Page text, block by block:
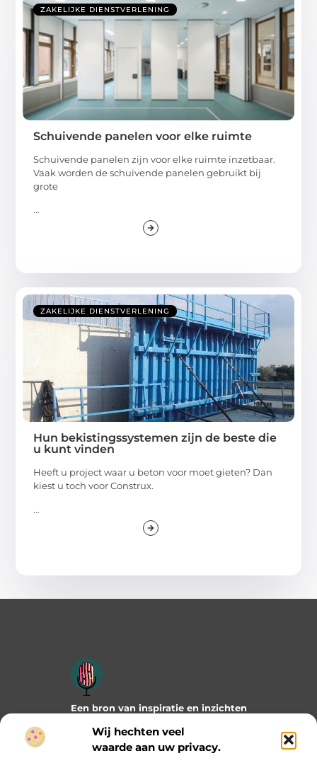
Wij hechten veel
waarde aan uw privacy.
ZAKELIJKE DIENSTVERLENING
Schuivende panelen voor elke ruimte
Schuivende panelen zijn voor elke ruimte inzetbaar.
Vaak worden de schuivende panelen gebruikt bij
grote
...
ZAKELIJKE DIENSTVERLENING
Hun bekistingssystemen zijn de beste die
u kunt vinden
Heeft u project waar u beton voor moet gieten? Dan
kiest u toch voor Construx.
...
Een bron van inspiratie en inzichten
praktische tips en verrassende invalshoeken die je verder
helpen. Laat je inspireren door wat mogelijk is!